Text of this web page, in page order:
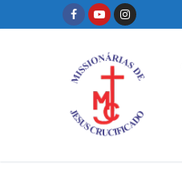
para